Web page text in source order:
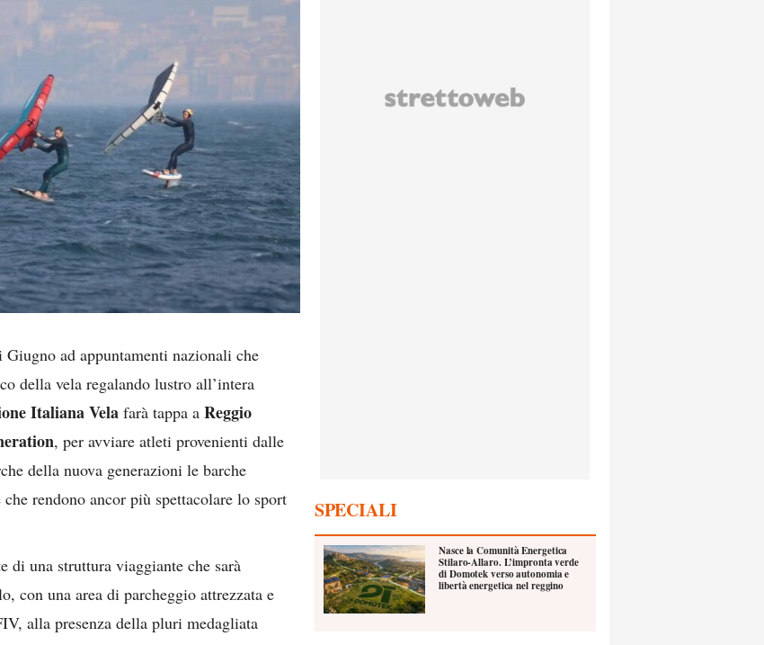
Giugno ad appuntamenti nazionali che
della vela regalando lustro all’intera
Italiana Vela farà tappa a Reggio
, per avviare atleti provenienti dalle
della nuova generazioni le barche
rendono ancor più spettacolare lo sport
di una struttura viaggiante che sarà
con una area di parcheggio attrezzata e
alla presenza della pluri medagliata
SPECIALI
Nasce la Comunità Energetica
Stilaro-Allaro. L’impronta verde
di Domotek verso autonomia e
libertà energetica nel reggino